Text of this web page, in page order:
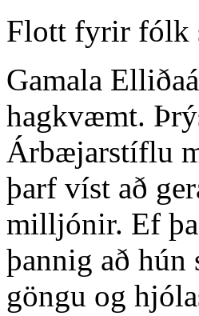
Flott fyrir fólk
Gamala
hagkvæmt.
Árbæjarstíflu
þarf víst að
milljónir. Ef
þannig að
göngu og